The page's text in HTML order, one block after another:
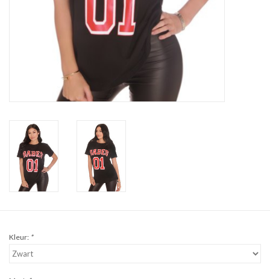
Accessoires
Kleur: *